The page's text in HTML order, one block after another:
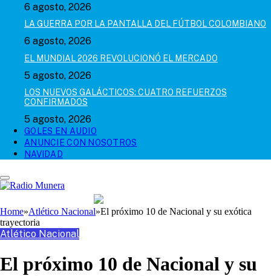
6 agosto, 2026
LA GUERRA POR LA PANTALLA DEL FÚTBOL COLOMBIANO
6 agosto, 2026
EL MUNDIAL 2026 REVOLUCIONÓ EL MERCADO
5 agosto, 2026
LOS NUEVOS GALÁCTICOS: CUATRO REFUERZOS
CONFIRMADOS
5 agosto, 2026
GOLES EN AUDIO
ANUNCIE CON NOSOTROS
NAVIDAD
Home»Atlético Nacional»El próximo 10 de Nacional y su exótica
trayectoria
Atlético Nacional
El próximo 10 de Nacional y su